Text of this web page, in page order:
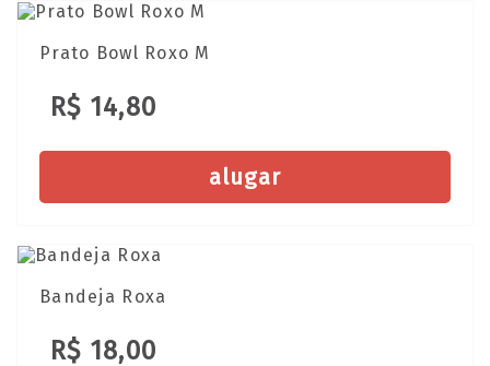
Prato Bowl Roxo M
R$ 14,80
alugar
Bandeja Roxa
R$ 18,00